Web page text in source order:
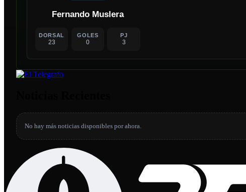
Fernando Muslera
DORSAL
23
GOLES
0
PJ
3
No hay más noticias disponibles por ahora.